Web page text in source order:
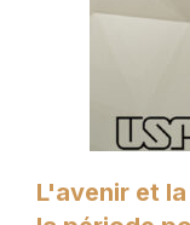
L'avenir et